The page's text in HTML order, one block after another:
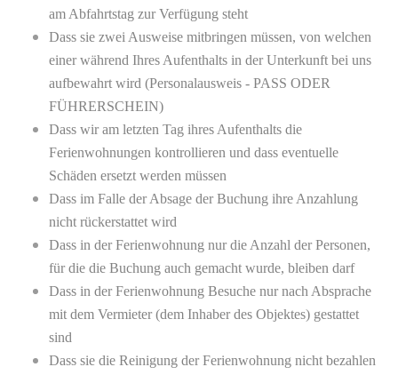
am Abfahrtstag zur Verfügung steht
Dass sie zwei Ausweise mitbringen müssen, von welchen
einer während Ihres Aufenthalts in der Unterkunft bei uns
aufbewahrt wird (Personalausweis - PASS ODER
FÜHRERSCHEIN)
Dass wir am letzten Tag ihres Aufenthalts die
Ferienwohnungen kontrollieren und dass eventuelle
Schäden ersetzt werden müssen
Dass im Falle der Absage der Buchung ihre Anzahlung
nicht rückerstattet wird
Dass in der Ferienwohnung nur die Anzahl der Personen,
für die die Buchung auch gemacht wurde, bleiben darf
Dass in der Ferienwohnung Besuche nur nach Absprache
mit dem Vermieter (dem Inhaber des Objektes) gestattet
sind
Dass sie die Reinigung der Ferienwohnung nicht bezahlen